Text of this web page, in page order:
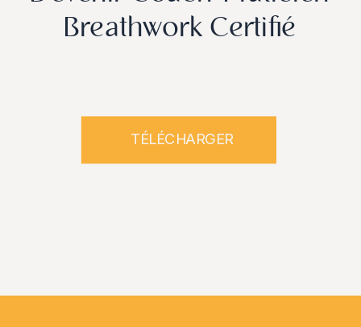
Breathwork Certifié
TÉLÉCHARGER